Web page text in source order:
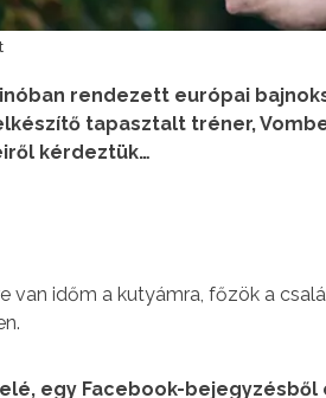
rendezett európai
tapasztalt tréner,
kérdeztük…
van időm a kutyámra, főzök a
egy Facebook-